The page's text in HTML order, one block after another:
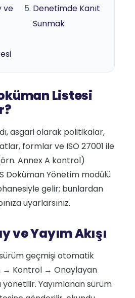
ve
Denetimde Kanıt
Sunmak
Listesi
asgari olarak politikalar,
formlar ve ISO 27001 ile
Annex A kontrol)
Doküman Yönetim modülü
gelir; bunlardan
uyarlarsınız.
ve Yayım Akışı
geçmişi otomatik
→ Kontrol → Onaylayan
yönetilir. Yayımlanan sürüm